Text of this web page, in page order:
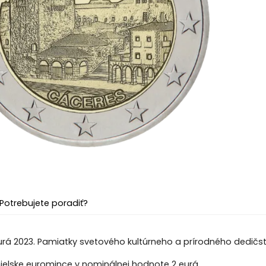
poradiť?
2023. Pamiatky svetového kultúrneho a prírodného